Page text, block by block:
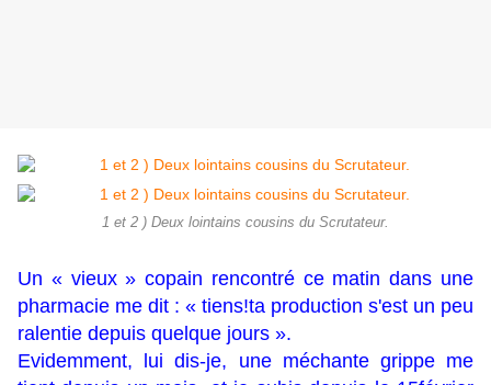
1 et 2 ) Deux lointains cousins du Scrutateur.
Un « vieux » copain rencontré ce matin dans une
pharmacie me dit : « tiens!ta production s'est un peu
ralentie depuis quelque jours ».
Evidemment, lui dis-je, une méchante grippe me